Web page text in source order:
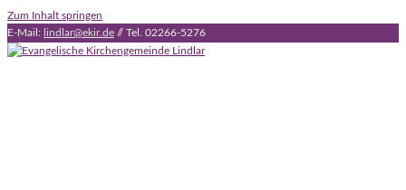
Zum Inhalt springen
E-Mail: lindlar@ekir.de // Tel. 02266-5276